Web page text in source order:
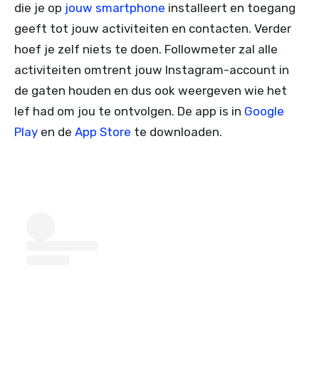
die je op jouw smartphone installeert en toegang
geeft tot jouw activiteiten en contacten. Verder
hoef je zelf niets te doen. Followmeter zal alle
activiteiten omtrent jouw Instagram-account in
de gaten houden en dus ook weergeven wie het
lef had om jou te ontvolgen. De app is in Google
Play en de App Store te downloaden.